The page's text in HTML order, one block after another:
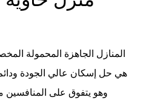
المنازل الجاهزة المحمولة
وهو يتفوق على المنافسين